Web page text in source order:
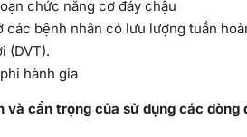
chức năng cơ đáy chậu
các bệnh nhân có lưu lượng tuần
(DVT).
hành gia
và cẩn trọng của sử dụng các